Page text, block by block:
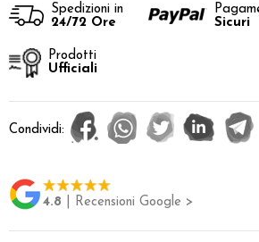
Spedizioni in
24/72 Ore
Sicuri
Prodotti
Ufficiali
Condividi:
4.8 | Recensioni Google >